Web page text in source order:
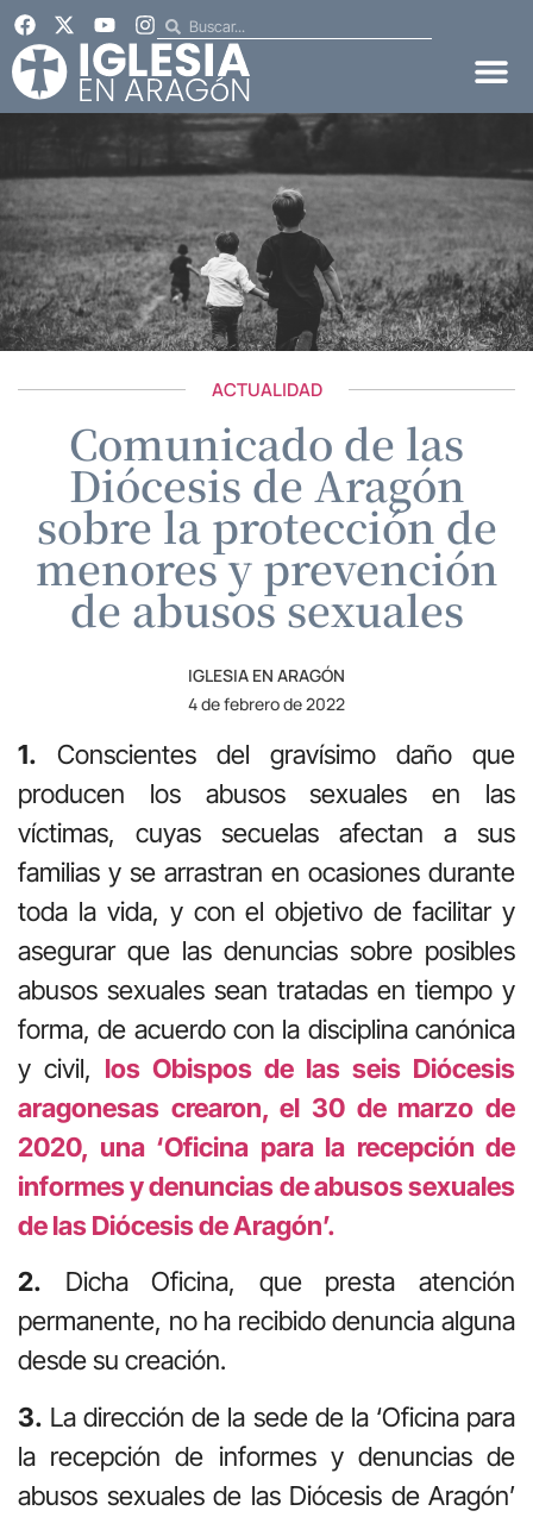
ACTUALIDAD
Comunicado de las
Diócesis de Aragón
sobre la protección de
menores y prevención
de abusos sexuales
IGLESIA EN ARAGÓN
4 de febrero de 2022
1. Conscientes del gravísimo daño que
producen los abusos sexuales en las
víctimas, cuyas secuelas afectan a sus
familias y se arrastran en ocasiones durante
toda la vida, y con el objetivo de facilitar y
asegurar que las denuncias sobre posibles
abusos sexuales sean tratadas en tiempo y
forma, de acuerdo con la disciplina canónica
y civil, los Obispos de las seis Diócesis
aragonesas crearon, el 30 de marzo de
2020, una ‘Oficina para la recepción de
informes y denuncias de abusos sexuales
de las Diócesis de Aragón’.
2. Dicha Oficina, que presta atención
permanente, no ha recibido denuncia alguna
desde su creación.
3. La dirección de la sede de la ‘Oficina para
la recepción de informes y denuncias de
abusos sexuales de las Diócesis de Aragón’